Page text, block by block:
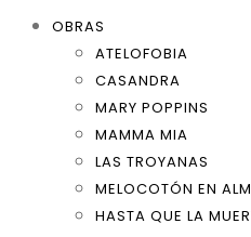
OBRAS
ATELOFOBIA
CASANDRA
MARY POPPINS
MAMMA MIA
LAS TROYANAS
MELOCOTÓN EN
HASTA QUE LA